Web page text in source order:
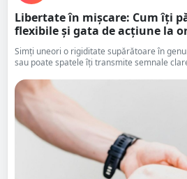
Libertate în mișcare: Cum îți
flexibile și gata de acțiune la
Simți uneori o rigiditate supărătoare în
sau poate spatele îți transmite semnale